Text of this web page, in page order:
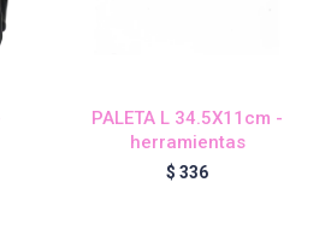
PALETA L 34.5X11cm -
herramientas
$ 336